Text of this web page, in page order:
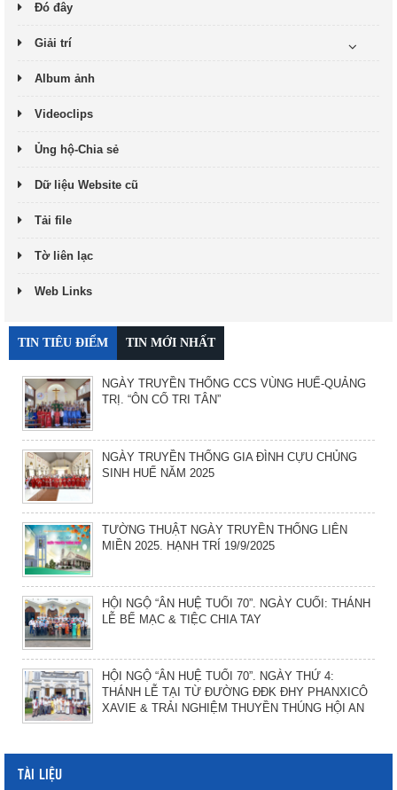
Đó đây
Giải trí
Album ảnh
Videoclips
Ủng hộ-Chia sẻ
Dữ liệu Website cũ
Tải file
Tờ liên lạc
Web Links
TIN TIÊU ĐIỂM TIN MỚI NHẤT
NGÀY TRUYỀN THỐNG CCS VÙNG HUẾ-QUẢNG
TRỊ. “ÔN CỐ TRI TÂN”
NGÀY TRUYỀN THỐNG GIA ĐÌNH CỰU CHỦNG
SINH HUẾ NĂM 2025
TƯỜNG THUẬT NGÀY TRUYỀN THỐNG LIÊN
MIỀN 2025. HẠNH TRÍ 19/9/2025
HỘI NGỘ “ÂN HUỆ TUỔI 70”. NGÀY CUỐI: THÁNH
LỄ BẾ MẠC & TIỆC CHIA TAY
HỘI NGỘ “ÂN HUỆ TUỔI 70”. NGÀY THỨ 4:
THÁNH LỄ TẠI TỪ ĐƯỜNG ĐĐK ĐHY PHANXICÔ
XAVIE & TRẢI NGHIỆM THUYỀN THÚNG HỘI AN
TÀI LIỆU